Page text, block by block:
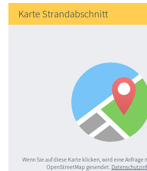
Karte Strandabschnitt
Wenn Sie auf diese Karte klicken, wird eine Anfrage
OpenStreetMap gesendet.